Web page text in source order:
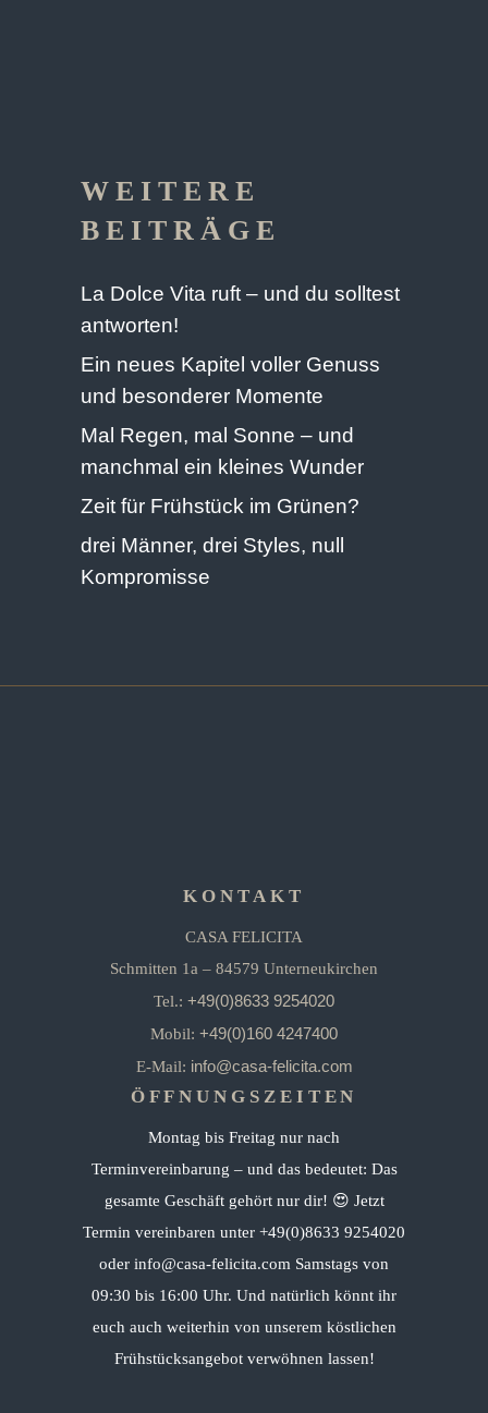
WEITERE
BEITRÄGE
La Dolce Vita ruft – und du solltest
antworten!
Ein neues Kapitel voller Genuss
und besonderer Momente
Mal Regen, mal Sonne – und
manchmal ein kleines Wunder
Zeit für Frühstück im Grünen?
drei Männer, drei Styles, null
Kompromisse
KONTAKT
CASA FELICITA
Schmitten 1a – 84579 Unterneukirchen
Tel.: +49(0)8633 9254020
Mobil: +49(0)160 4247400
E-Mail: info@casa-felicita.com
ÖFFNUNGSZEITEN
Montag bis Freitag nur nach
Terminvereinbarung – und das bedeutet: Das
gesamte Geschäft gehört nur dir! 😍 Jetzt
Termin vereinbaren unter +49(0)8633 9254020
oder info@casa-felicita.com Samstags von
09:30 bis 16:00 Uhr. Und natürlich könnt ihr
euch auch weiterhin von unserem köstlichen
Frühstücksangebot verwöhnen lassen!